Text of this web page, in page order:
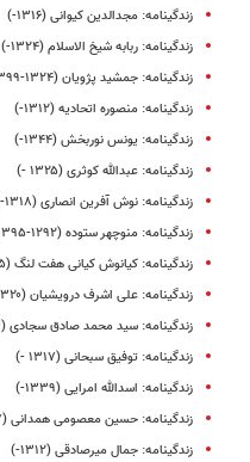
زندگینامه: مجدالدین کیوانی (۱۳۱۶-)
زندگینامه: ربابه شیخ الاسلام (۱۳۲۴-)
زندگینامه: جمشید پژویان (۱۳۲۴-۱۳۹۹)
زندگینامه: منصوره اتحادیه (۱۳۱۲-)
زندگینامه: یونس نوربخش (۱۳۴۴-)
زندگینامه: عبدالله کوثری (۱۳۲۵ -)
زندگینامه: نوش آفرین انصاری (۱۳۱۸-)
زندگینامه: منوچهر ستوده (۱۲۹۲-۱۳۹۵)
زندگینامه: کیانوش کیانی هفت لنگ (۱۳۳۵-)
زندگینامه: علی‌ اشرف درویشیان (۱۳۲۰-۱۳۹۶)
زندگینامه: سید محمد صادق سجادی (۱۳۳۳-)
زندگینامه: توفیق سبحانی (۱۳۱۷ -)
زندگینامه: اسدالله امرایی (۱۳۳۹-)
زندگینامه: حسین معصومی همدانی (۱۳۲۷-)
زندگینامه: جمال میرصادقی (۱۳۱۲-)